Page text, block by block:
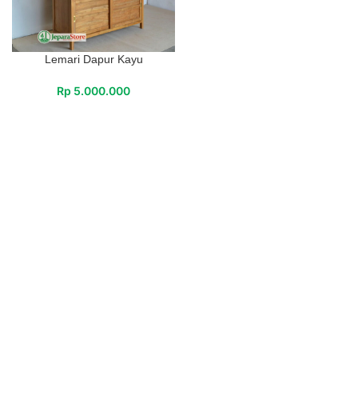
Lemari Dapur Kayu
Rp 5.000.000